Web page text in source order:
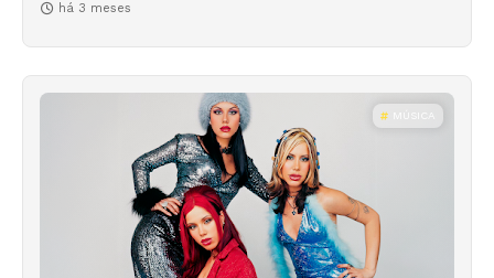
há 3 meses
MÚSICA